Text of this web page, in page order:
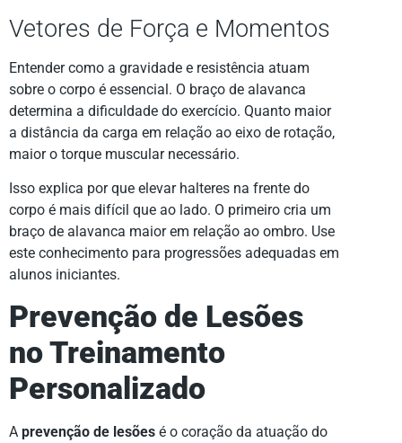
Vetores de Força e Momentos
Entender como a gravidade e resistência atuam
sobre o corpo é essencial. O braço de alavanca
determina a dificuldade do exercício. Quanto maior
a distância da carga em relação ao eixo de rotação,
maior o torque muscular necessário.
Isso explica por que elevar halteres na frente do
corpo é mais difícil que ao lado. O primeiro cria um
braço de alavanca maior em relação ao ombro. Use
este conhecimento para progressões adequadas em
alunos iniciantes.
Prevenção de Lesões
no Treinamento
Personalizado
A prevenção de lesões é o coração da atuação do